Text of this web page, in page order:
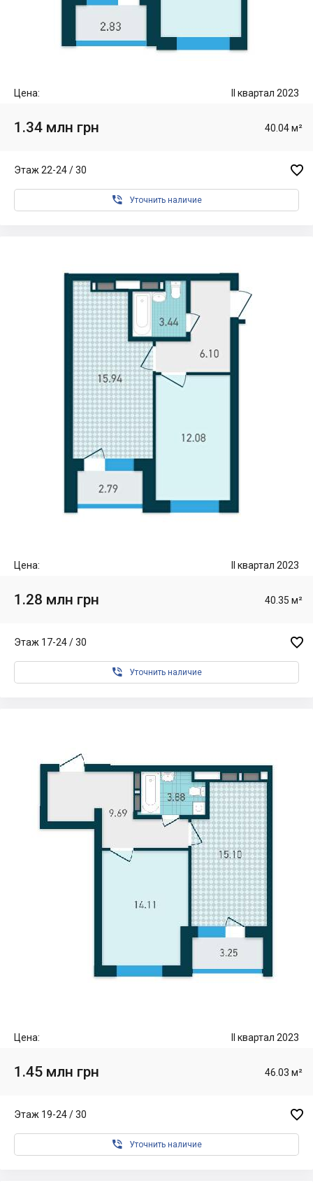
Цена: II квартал 2023
1.34 млн грн 40.04 м²
Этаж 22-24 / 30 
 Уточнить наличие
Цена: II квартал 2023
1.28 млн грн 40.35 м²
Этаж 17-24 / 30 
 Уточнить наличие
Цена: II квартал 2023
1.45 млн грн 46.03 м²
Этаж 19-24 / 30 
 Уточнить наличие